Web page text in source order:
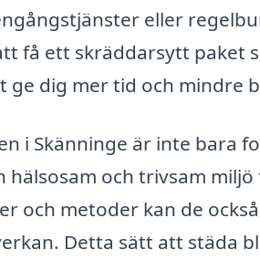
eller
få ett skräddarsytt paket
ge dig mer tid och mindre
i Skänninge är inte bara
hälsosam och trivsam
och metoder kan de
Detta sätt att städa